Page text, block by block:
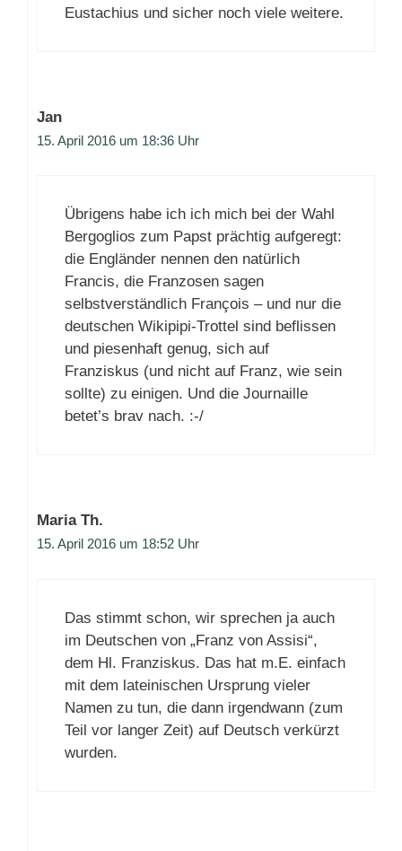
Eustachius und sicher noch viele weitere.
Jan
15. April 2016 um 18:36 Uhr
Übrigens habe ich ich mich bei der Wahl
Bergoglios zum Papst prächtig aufgeregt:
die Engländer nennen den natürlich
Francis, die Franzosen sagen
selbstverständlich François – und nur die
deutschen Wikipipi-Trottel sind beflissen
und piesenhaft genug, sich auf
Franziskus (und nicht auf Franz, wie sein
sollte) zu einigen. Und die Journaille
betet’s brav nach. :-/
Maria Th.
15. April 2016 um 18:52 Uhr
Das stimmt schon, wir sprechen ja auch
im Deutschen von „Franz von Assisi“,
dem Hl. Franziskus. Das hat m.E. einfach
mit dem lateinischen Ursprung vieler
Namen zu tun, die dann irgendwann (zum
Teil vor langer Zeit) auf Deutsch verkürzt
wurden.